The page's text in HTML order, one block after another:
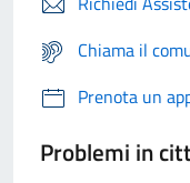
Chiama il
Prenota un
Problemi in